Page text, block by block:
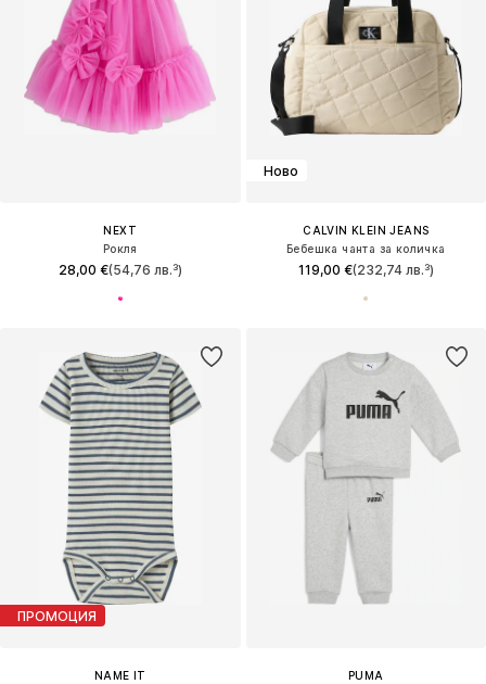
NEXT
Рокля
28,00 €(54,76 лв.³)
Ново
CALVIN KLEIN JEANS
Бебешка чанта за количка
119,00 €(232,74 лв.³)
ПРОМОЦИЯ
NAME IT
PUMA